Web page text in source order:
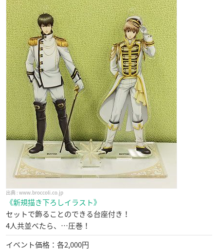
www.broccoli.co.jp
《新規描き下ろしイラスト》
セットで飾ることのできる台座付き！
4人共並べたら、…圧巻！
イベント価格：各2,000円